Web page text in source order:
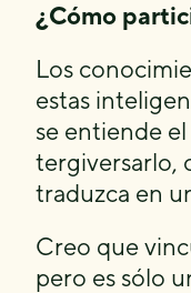
¿Cómo
Los
estas
se entiende
tergiversarlo,
traduzca en
Creo que
pero es sólo